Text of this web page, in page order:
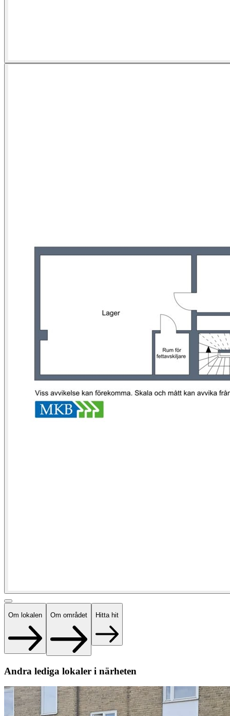
Om lokalen Om området Hitta hit
Andra lediga lokaler i närheten